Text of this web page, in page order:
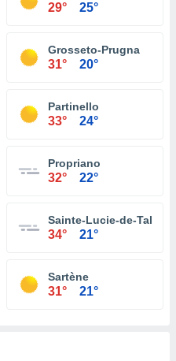
29° 25°
Grosseto-Prugna
31° 20°
Partinello
33° 24°
Propriano
32° 22°
Sainte-Lucie-de-Tallano
34° 21°
Sartène
31° 21°